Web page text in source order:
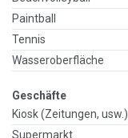
Paintball
Tennis
Wasseroberfläche
Geschäfte
Kiosk (Zeitungen, usw.)
Supermarkt